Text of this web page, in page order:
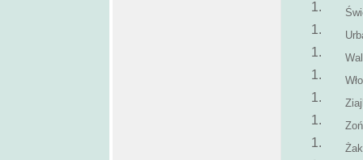
Zoń
Żak